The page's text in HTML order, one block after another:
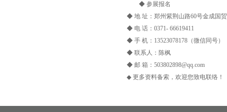
◆ 参展报名
◆ 地 址：郑州紫荆山路60号金成国
◆ 电 话：0371- 66619411
◆ 手 机：13523078178（微信同号）
◆ 联系人：陈枫
◆ 邮 箱：503802898@qq.com
◆ 更多资料备索，欢迎您致电联络！